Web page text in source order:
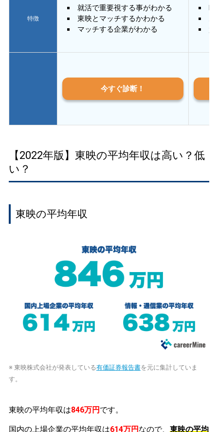
特徴
就活で重要視する事がわかる
東映とマッチするかわかる
マッチする企業がわかる
質
今すぐ診断！
【2022年版】東映の平均年収は高い？低
い？
東映の平均年収
※ 東映株式会社が発表している有価証券報告書を元に集計していま
す。
東映の平均年収は846万円 です。
国内の上場企業の平均年収は614万円 なので、 東映の平均